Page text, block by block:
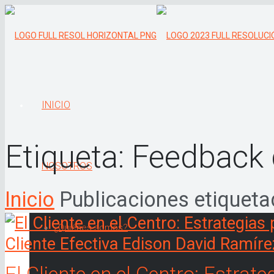
INICIO
NOSOTROS
¿Quiénes somos?
Etiqueta:
Inicio Publicaciones